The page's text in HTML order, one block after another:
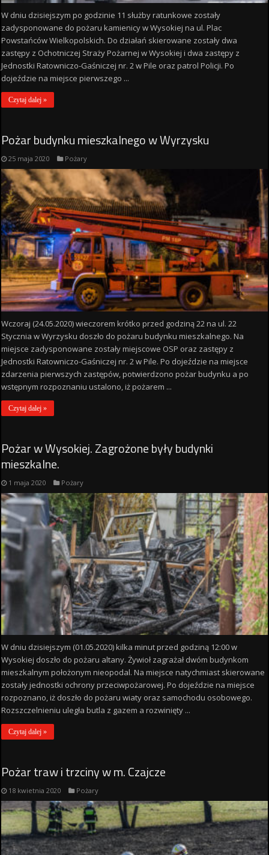
W dniu dzisiejszym po godzinie 11 służby ratunkowe zostały
zadysponowane do pożaru kamienicy w Wysokiej na ul. Plac
Powstańców Wielkopolskich. Do działań skierowane zostały dwa
zastępy z Ochotniczej Straży Pożarnej w Wysokiej i dwa zastępy z
Jednostki Ratowniczo-Gaśniczej nr. 2 w Pile oraz patrol Policji. Po
dojeździe na miejsce pierwszego ...
Czytaj dalej »
Pożar budynku mieszkalnego w Wyrzysku
25 maja 2020 Pożary
Wczoraj (24.05.2020) wieczorem krótko przed godziną 22 na ul. 22
Stycznia w Wyrzysku doszło do pożaru budynku mieszkalnego. Na
miejsce zadysponowane zostały miejscowe OSP oraz zastępy z
Jednostki Ratowniczo-Gaśniczej nr. 2 w Pile. Po dojeździe na miejsce
zdarzenia pierwszych zastępów, potwierdzono pożar budynku a po
wstępnym rozpoznaniu ustalono, iż pożarem ...
Czytaj dalej »
Pożar w Wysokiej. Zagrożone były budynki
mieszkalne.
1 maja 2020 Pożary
W dniu dzisiejszym (01.05.2020) kilka minut przed godziną 12:00 w
Wysokiej doszło do pożaru altany. Żywioł zagrażał dwóm budynkom
mieszkalnym położonym nieopodal. Na miejsce natychmiast skierowane
zostały jednostki ochrony przeciwpożarowej. Po dojeździe na miejsce
rozpoznano, iż doszło do pożaru wiaty oraz samochodu osobowego.
Rozszczelnieniu uległa butla z gazem a rozwinięty ...
Czytaj dalej »
Pożar traw i trzciny w m. Czajcze
18 kwietnia 2020 Pożary